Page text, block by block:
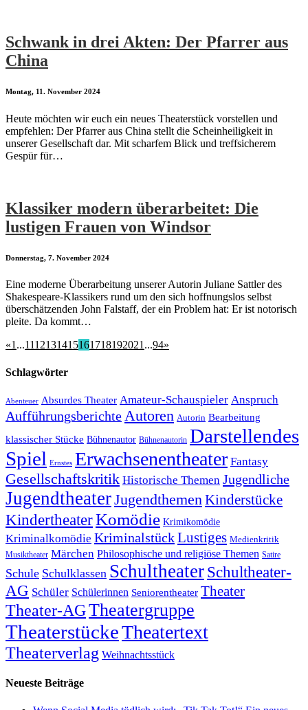
Schwank in drei Akten: Der Pfarrer aus
China
Montag, 11. November 2024
Heute möchten wir euch ein neues Theaterstück vorstellen und
empfehlen: Der Pfarrer aus China stellt die Scheinheiligkeit in
unserer Gesellschaft dar. Mit scharfem Blick und treffsicherem
Gespür für…
Klassiker modern überarbeitet: Die
lustigen Frauen von Windsor
Donnerstag, 7. November 2024
Eine moderne Überarbeitung unserer Autorin Juliane Sattler des
Shakespeare-Klassikers rund um den sich hoffnungslos selbst
überschätzenden John Falstaff, der ein Problem hat: Er ist notorisch
pleite. Da kommt…
«1...1112131415161718192021...94»
Schlagwörter
Abenteuer Absurdes Theater Amateur-Schauspieler Anspruch
AufführungsberichteAutoren Autorin Bearbeitung
klassischer Stücke Bühnenautor Bühnenautorin Darstellendes
Spiel Ernstes Erwachsenentheater Fantasy
Gesellschaftskritik Historische Themen Jugendliche
JugendtheaterJugendthemenKinderstücke
KindertheaterKomödie Krimikomödie
Kriminalkomödie KriminalstückLustiges Medienkritik
Musiktheater Märchen Philosophische und religiöse Themen Satire
Schule Schulklassen Schultheater Schultheater-
AG Schüler Schülerinnen Seniorentheater Theater
Theater-AGTheatergruppe
TheaterstückeTheatertext
Theaterverlag Weihnachtsstück
Neueste Beiträge